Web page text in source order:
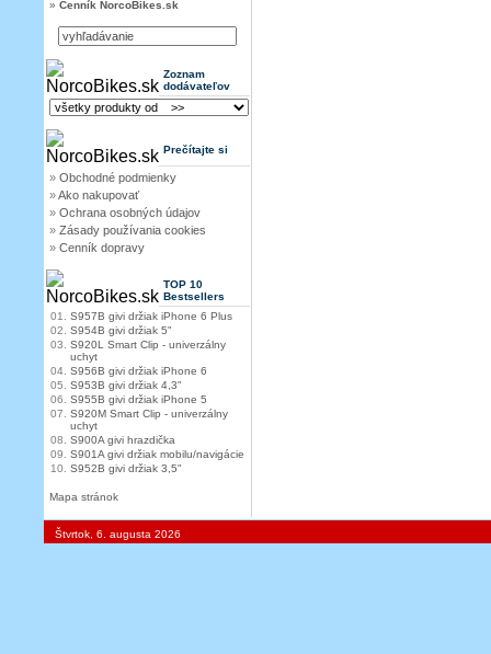
» Cenník NorcoBikes.sk
Zoznam
dodávateľov
Prečítajte si
» Obchodné podmienky
»Ako nakupovať
» Ochrana osobných údajov
» Zásady používania cookies
» Cenník dopravy
TOP 10
Bestsellers
01.
S957B givi držiak iPhone 6 Plus
02.
S954B givi držiak 5"
03.
S920L Smart Clip - univerzálny
uchyt
04. S956B givi držiak iPhone 6
05.
S953B givi držiak 4,3"
06.
S955B givi držiak iPhone 5
07.
S920M Smart Clip - univerzálny
uchyt
08.
S900A givi hrazdička
09.
S901A givi držiak mobilu/navigácie
10.
S952B givi držiak 3,5"
Mapa stránok
Štvrtok, 6. augusta 2026